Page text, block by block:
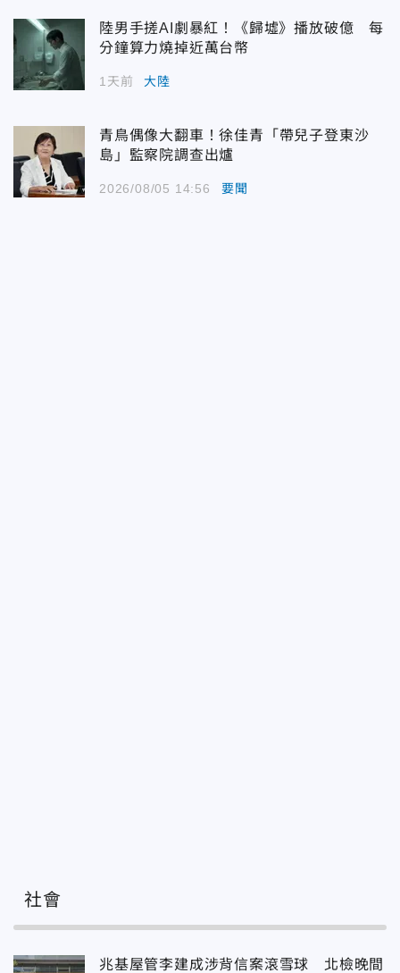
陸男手搓AI劇暴紅！《歸墟》播放破億 每
分鐘算力燒掉近萬台幣
1天前 大陸
青鳥偶像大翻車！徐佳青「帶兒子登東沙
島」監察院調查出爐
2026/08/05 14:56 要聞
社會
兆基屋管李建成涉背信案滾雪球 北檢晚間